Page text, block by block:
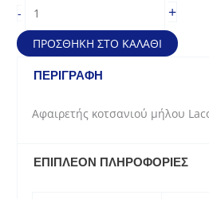
-
κοτσανιού
μήλου
Lacor
ποσότητα
+
ΠΡΟΣΘΉΚΗ ΣΤΟ ΚΑΛΆΘΙ
ΠΕΡΙΓΡΑΦΉ
Αφαιρετής κοτσανιού μήλου
ΕΠΙΠΛΈΟΝ ΠΛΗΡΟΦΟΡΊΕΣ